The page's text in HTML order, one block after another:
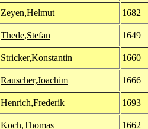
Zeyen,Helmut 1682
Thede,Stefan 1649
Stricker,Konstantin 1660
Rauscher,Joachim 1666
Henrich,Frederik 1693
Koch,Thomas 1662